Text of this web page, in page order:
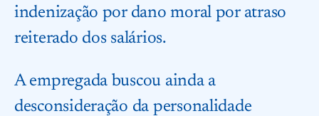
indenização por dano moral por atraso
reiterado dos salários.
A empregada buscou ainda a
desconsideração da personalidade